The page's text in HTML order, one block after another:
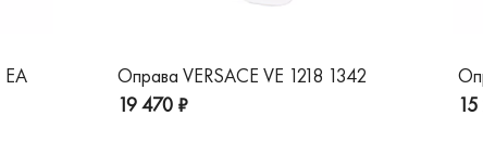
Оправа VERSACE VE 1218 1342
19 470 ₽